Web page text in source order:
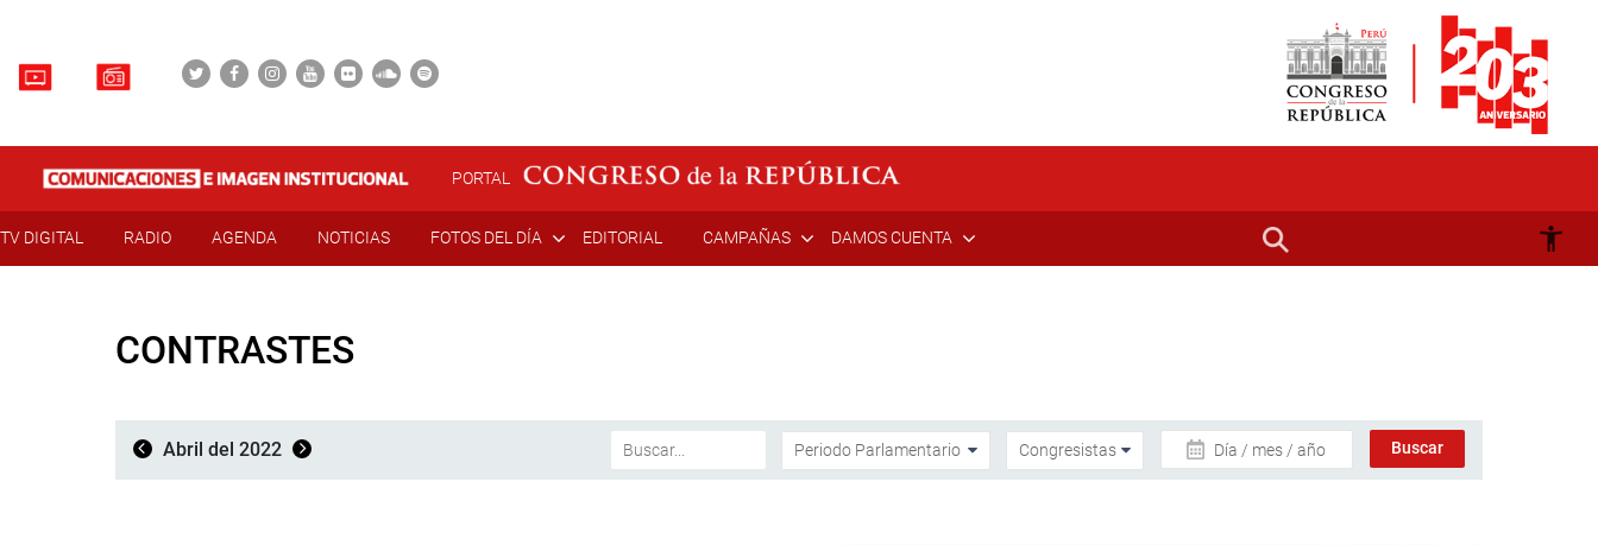
PORTAL
TV DIGITAL RADIO AGENDA NOTICIAS FOTOS DEL DÍA EDITORIAL CAMPAÑAS DAMOS CUENTA
CONTRASTES
Abril del 2022 Día / mes / año